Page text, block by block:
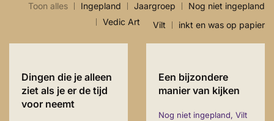
Toon alles Ingepland Jaargroep
Nog niet ingepland
Vedic Art
Vilt inkt en was op papier
Dingen die je alleen
ziet als je er de tijd
voor neemt
Een bijzondere
manier van kijken
Nog niet ingepland, Vilt